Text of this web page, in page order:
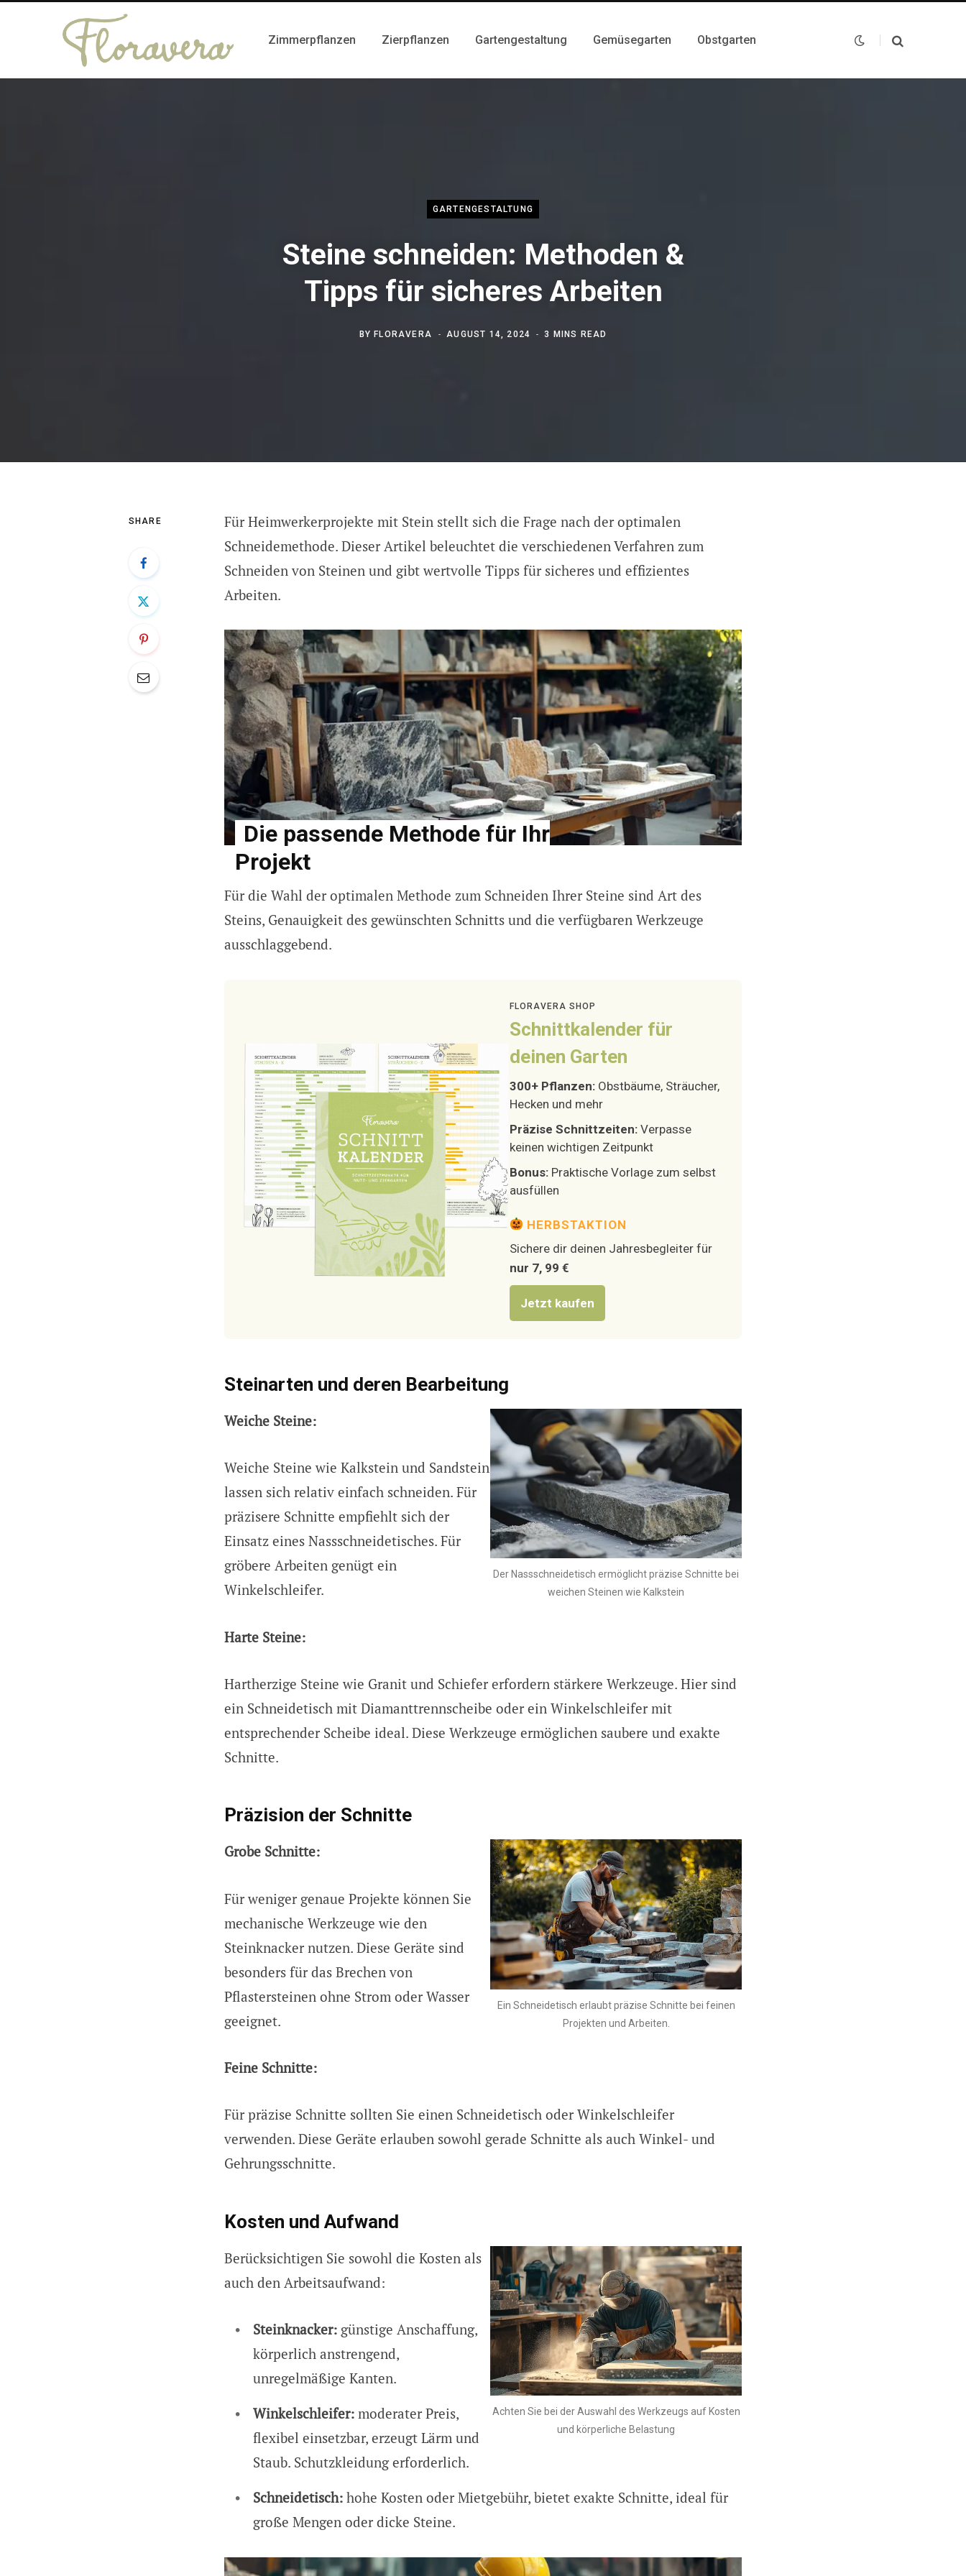
Zimmerpflanzen Zierpflanzen Gartengestaltung Gemüsegarten Obstgarten
GARTENGESTALTUNG
Steine schneiden: Methoden &
Tipps für sicheres Arbeiten
BY FLORAVERA AUGUST 14, 2024 3 MINS READ
SHARE
Für Heimwerkerprojekte mit Stein stellt sich die Frage nach der optimalen
Schneidemethode. Dieser Artikel beleuchtet die verschiedenen Verfahren zum
Schneiden von Steinen und gibt wertvolle Tipps für sicheres und effizientes
Arbeiten.
Die passende Methode für Ihr
Projekt
Für die Wahl der optimalen Methode zum Schneiden Ihrer Steine sind Art des
Steins, Genauigkeit des gewünschten Schnitts und die verfügbaren Werkzeuge
ausschlaggebend.
FLORAVERA SHOP
Schnittkalender für
deinen Garten
300+ Pflanzen: Obstbäume, Sträucher,
Hecken und mehr
Präzise Schnittzeiten: Verpasse
keinen wichtigen Zeitpunkt
Bonus: Praktische Vorlage zum selbst
ausfüllen
HERBSTAKTION
Sichere dir deinen Jahresbegleiter für
nur 7, 99 €
Jetzt kaufen
Steinarten und deren Bearbeitung
Der Nassschneidetisch ermöglicht präzise Schnitte bei
weichen Steinen wie Kalkstein
Weiche Steine:
Weiche Steine wie Kalkstein und Sandstein
lassen sich relativ einfach schneiden. Für
präzisere Schnitte empfiehlt sich der
Einsatz eines Nassschneidetisches. Für
gröbere Arbeiten genügt ein
Winkelschleifer.
Harte Steine:
Hartherzige Steine wie Granit und Schiefer erfordern stärkere Werkzeuge. Hier sind
ein Schneidetisch mit Diamanttrennscheibe oder ein Winkelschleifer mit
entsprechender Scheibe ideal. Diese Werkzeuge ermöglichen saubere und exakte
Schnitte.
Präzision der Schnitte
Ein Schneidetisch erlaubt präzise Schnitte bei feinen
Projekten und Arbeiten.
Grobe Schnitte:
Für weniger genaue Projekte können Sie
mechanische Werkzeuge wie den
Steinknacker nutzen. Diese Geräte sind
besonders für das Brechen von
Pflastersteinen ohne Strom oder Wasser
geeignet.
Feine Schnitte:
Für präzise Schnitte sollten Sie einen Schneidetisch oder Winkelschleifer
verwenden. Diese Geräte erlauben sowohl gerade Schnitte als auch Winkel- und
Gehrungsschnitte.
Kosten und Aufwand
Achten Sie bei der Auswahl des Werkzeugs auf Kosten
und körperliche Belastung
Berücksichtigen Sie sowohl die Kosten als
auch den Arbeitsaufwand:
Steinknacker: günstige Anschaffung,
körperlich anstrengend,
unregelmäßige Kanten.
Winkelschleifer: moderater Preis,
flexibel einsetzbar, erzeugt Lärm und
Staub. Schutzkleidung erforderlich.
Schneidetisch: hohe Kosten oder Mietgebühr, bietet exakte Schnitte, ideal für
große Mengen oder dicke Steine.